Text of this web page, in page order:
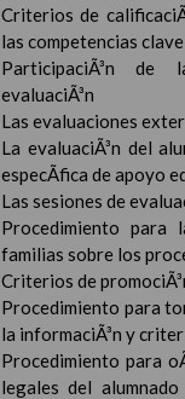
Criterios de
las competencias clave
ParticipaciÃ³n
evaluaciÃ³n
Las evaluaciones
La evaluaciÃ³n del
especÃ­fica de apoyo
Las sesiones de
Procedimiento para
familias sobre los
Criterios de
Procedimiento para
la informaciÃ³n y
Procedimiento para
legales del